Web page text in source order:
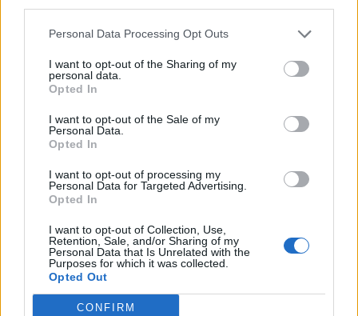
Personal Data Processing Opt Outs
I want to opt-out of the Sharing of my
personal data.
Opted In
I want to opt-out of the Sale of my
Personal Data.
Opted In
I want to opt-out of processing my
Personal Data for Targeted Advertising.
Opted In
I want to opt-out of Collection, Use,
Retention, Sale, and/or Sharing of my
Personal Data that Is Unrelated with the
Purposes for which it was collected.
Opted Out
CONFIRM
Βέβαια, πριν μας πιάσει πανικός, να πούμε εδώ
πως σε κάθε περίπτωση :
1ον η αραίωση στα
μόνο στο ότι κάνουμε το παραπάνω λάθος,